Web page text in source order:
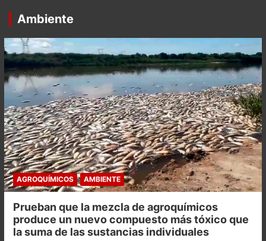
Ambiente
AGROQUÍMICOS AMBIENTE
Prueban que la mezcla de agroquímicos
produce un nuevo compuesto más tóxico que
la suma de las sustancias individuales